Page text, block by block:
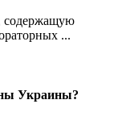
денег, если
закона № 210-ФЗ
надежду